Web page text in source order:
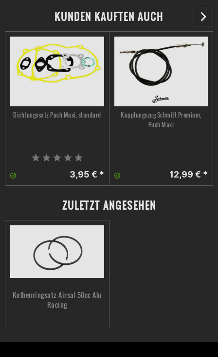
KUNDEN KAUFTEN AUCH
Dichtungssatz Puch Maxi, standard
3,95 € *
Kupplungszug Schmitt Premium,
Puch Maxi
12,99 € *
ZULETZT ANGESEHEN
Kolbenringsatz Airsal 50cc Alu
Racing